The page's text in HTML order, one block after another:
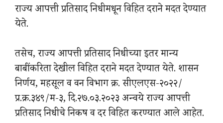
राज्य आपत्ती प्रतिसाद निधीमधून विहित दराने मदत देण्यात
येते.
तसेच, राज्य आपत्ती प्रतिसाद निधीच्या इतर मान्य
बाबींकरिता देखील विहित दराने मदत देण्यात येते. शासन
निर्णय, महसूल व वन विभाग क्र. सीएलएस-२०२२/
प्र.क्र.३४९/म-३, दि.२७.०३.२०२३ अन्वये राज्य आपत्ती
प्रतिसाद निधीचे निकष व दर विहित करण्यात आले आहेत.